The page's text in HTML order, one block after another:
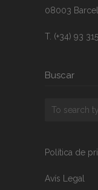
08003
T. (+34) 93
Buscar
Política de
Avís Legal